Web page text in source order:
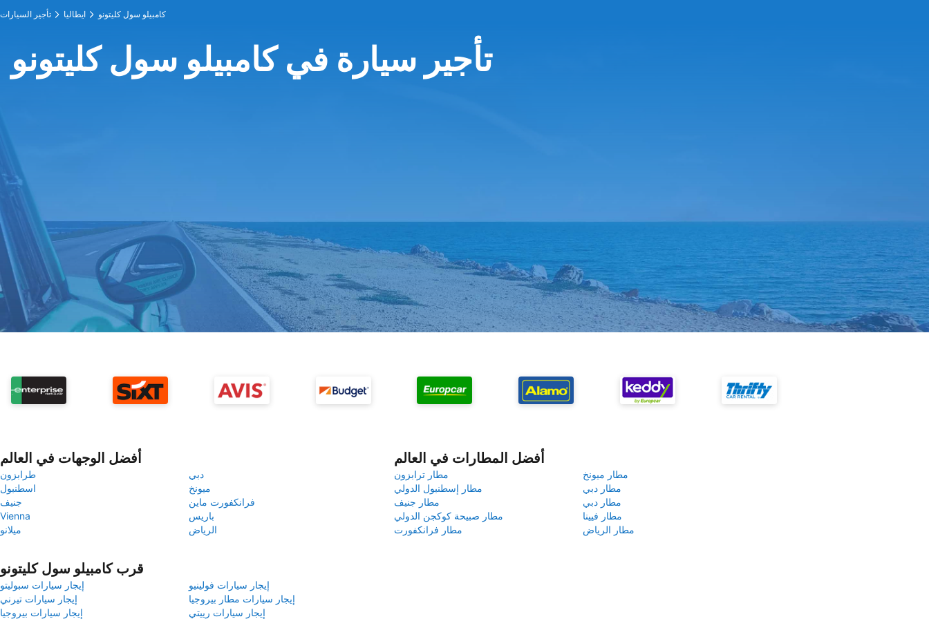
تأجير السيارات ايطاليا كامبيلو سول كليتونو
تأجير سيارة في كامبيلو سول كليتونو
أفضل الوجهات في العالم
طرابزون
دبي
اسطنبول
ميونخ
جنيف
فرانكفورت ماين
Vienna
باريس
ميلانو
الرياض
أفضل المطارات في العالم
مطار ترابزون
مطار ميونخ
مطار إسطنبول الدولي
مطار دبي
مطار جنيف
مطار دبي
مطار صبيحة كوكجن الدولي
مطار فيينا
مطار فرانكفورت
مطار الرياض
قرب كامبيلو سول كليتونو
إيجار سيارات سبوليتو
إيجار سيارات فولينيو
إيجار سيارات تيرني
إيجار سيارات مطار بيروجيا
إيجار سيارات بيروجيا
إيجار سيارات رييتي